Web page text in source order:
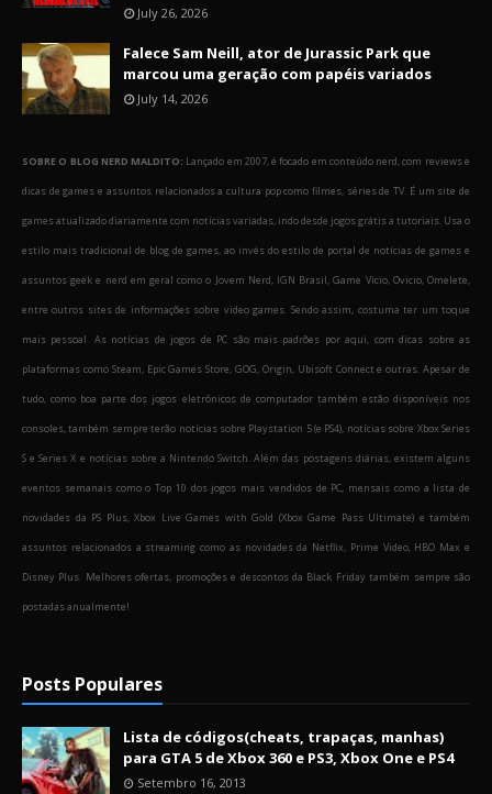
July 26, 2026
Falece Sam Neill, ator de Jurassic Park que
marcou uma geração com papéis variados
July 14, 2026
SOBRE O BLOG NERD MALDITO: Lançado em 2007, é focado em conteúdo nerd, com reviews e
dicas de games e assuntos relacionados a cultura pop como filmes, séries de TV. É um site de
games atualizado diariamente com notícias variadas, indo desde jogos grátis a tutoriais. Usa o
estilo mais tradicional de blog de games, ao invés do estilo de portal de notícias de games e
assuntos geek e nerd em geral como o Jovem Nerd, IGN Brasil, Game Vicio, Ovicio, Omelete,
entre outros sites de informações sobre video games. Sendo assim, costuma ter um toque
mais pessoal. As notícias de jogos de PC são mais padrões por aqui, com dicas sobre as
plataformas como Steam, Epic Games Store, GOG, Origin, Ubisoft Connect e outras. Apesar de
tudo, como boa parte dos jogos eletrônicos de computador também estão disponíveis nos
consoles, também sempre terão notícias sobre Playstation 5 (e PS4), notícias sobre Xbox Series
S e Series X e notícias sobre a Nintendo Switch. Além das postagens diárias, existem alguns
eventos semanais como o Top 10 dos jogos mais vendidos de PC, mensais como a lista de
novidades da PS Plus, Xbox Live Games with Gold (Xbox Game Pass Ultimate) e também
assuntos relacionados a streaming como as novidades da Netflix, Prime Video, HBO Max e
Disney Plus. Melhores ofertas, promoções e descontos da Black Friday também sempre são
postadas anualmente!
Posts Populares
Lista de códigos(cheats, trapaças, manhas)
para GTA 5 de Xbox 360 e PS3, Xbox One e PS4
Setembro 16, 2013